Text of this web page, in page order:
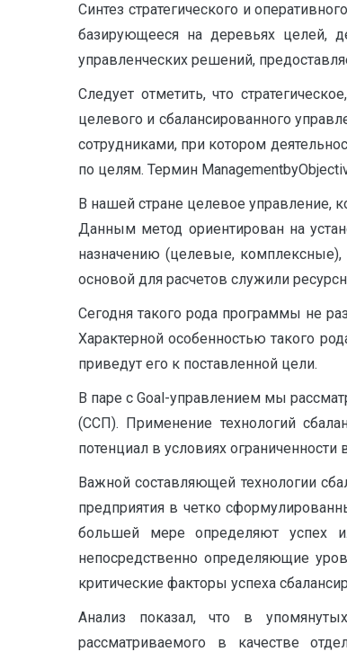
Синтез стратегического и
базирующееся на деревьях целей,
управленческих решений,
Следует отметить, что
целевого и сбалансированного
сотрудниками, при котором
по целям. Термин
В нашей стране целевое управление,
Данным метод ориентирован на
назначению (целевые, комплексные),
основой для расчетов служили
Сегодня такого рода программы не
Характерной особенностью такого
приведут его к поставленной цели.
В паре с Goal-управлением мы
(ССП). Применение технологий
потенциал в условиях
Важной составляющей технологии
предприятия в четко
большей мере определяют успех
непосредственно определяющие
критические факторы успеха
Анализ показал, что в
рассматриваемого в качестве